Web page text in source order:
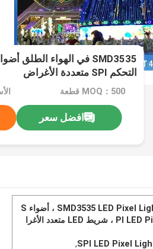
التحكم SPI متعددة الأغراض
MOQ：500 قطعة
افضل سعر
SMD3535 LED Pixel Lights ، أضواء S
PI LED Pixel ، شريط LED متعدد الأغرا
SPI LED Pixel
,